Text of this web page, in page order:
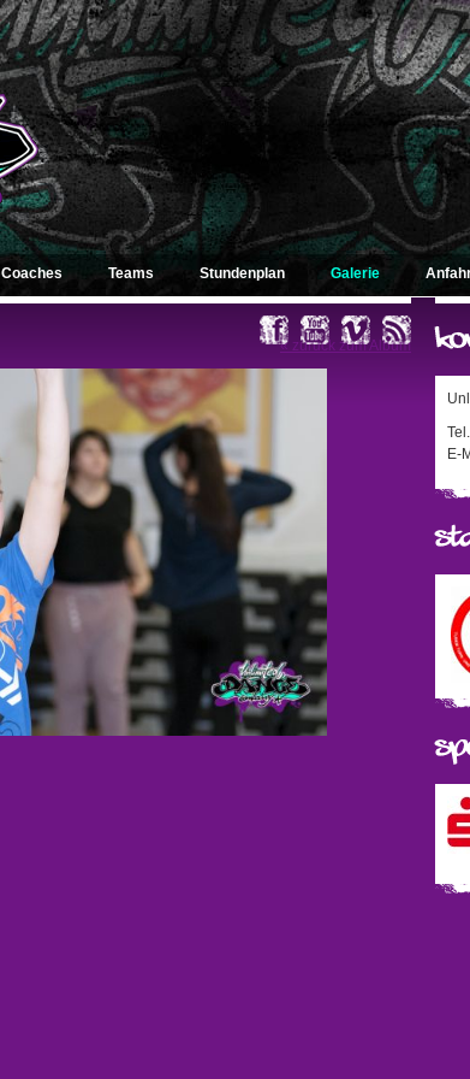
Coaches Teams Stundenplan Galerie
« zurück zum Album
E-